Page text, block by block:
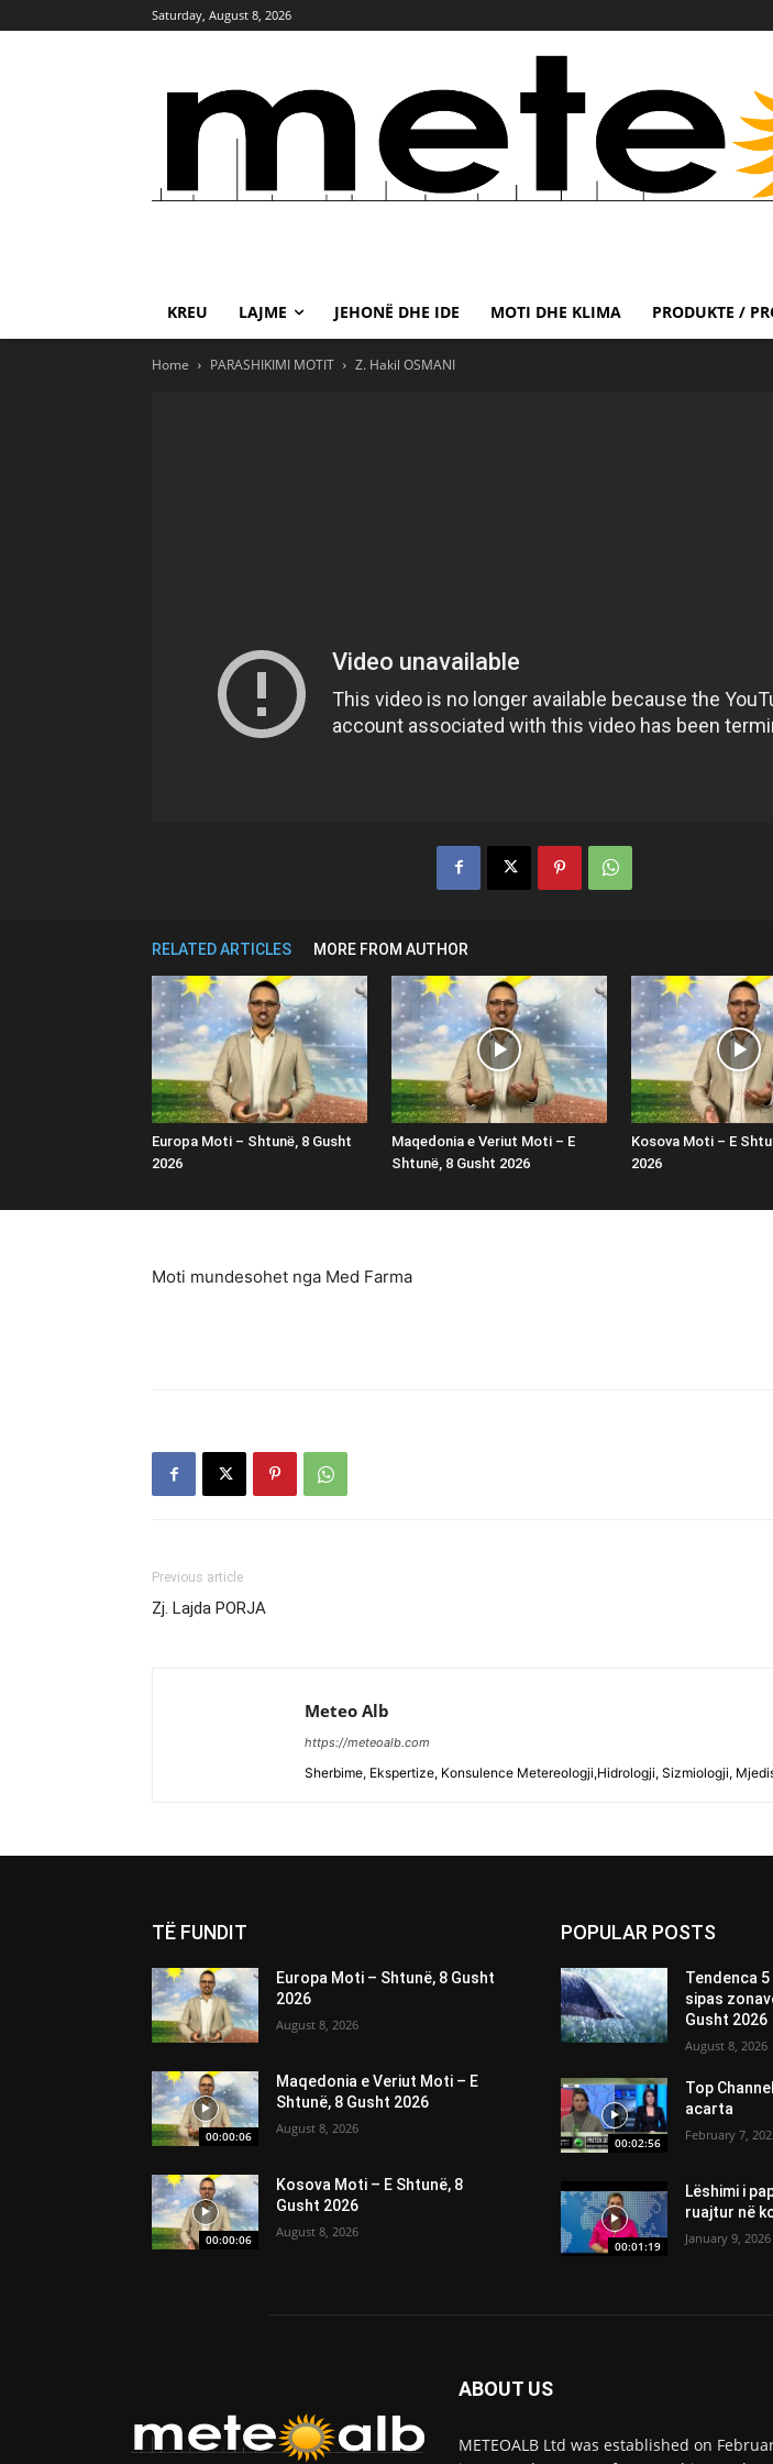
Saturday, August 8, 2026
KREU LAJME JEHONË DHE IDE MOTI DHE KLIMA PRODUKTE /
Home PARASHIKIMI MOTIT Z. Hakil OSMANI
RELATED ARTICLES MORE FROM AUTHOR
Europa Moti – Shtunë, 8 Gusht
2026
Maqedonia e Veriut Moti – E
Shtunë, 8 Gusht 2026
Kosova Moti – E
2026
Moti mundesohet nga Med Farma
Previous article
Zj. Lajda PORJA
Meteo Alb
https://meteoalb.com
Sherbime, Ekspertize, Konsulence Metereologji,Hidrologji, Sizmiologji,
TË FUNDIT
Europa Moti – Shtunë, 8 Gusht
2026
August 8, 2026
00:00:06
Maqedonia e Veriut Moti – E
Shtunë, 8 Gusht 2026
August 8, 2026
00:00:06
Kosova Moti – E Shtunë, 8
Gusht 2026
August 8, 2026
POPULAR POSTS
Tendenca
sipas
Gusht 2026
August 8, 2026
00:02:56
Top
acarta
February 7,
00:01:19
Lëshimi i
ruajtur në
January 9, 2026
ABOUT US
METEOALB Ltd was established on